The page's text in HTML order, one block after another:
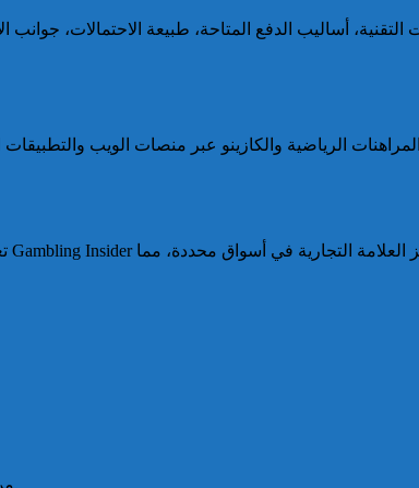
من المهم التحقق من أن ملف التحميل هو النسخة الأحدث ومأخوذ من مصدر رسمي لتفادي مخاطر أمنية.